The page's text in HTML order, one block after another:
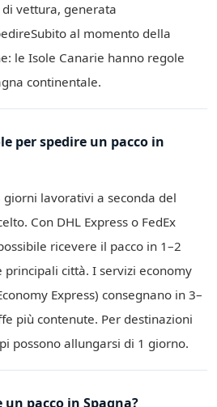
vettura, generata
al momento della
le Isole Canarie hanno regole
continentale.
per spedire un pacco in
lavorativi a seconda del
Con DHL Express o FedEx
ricevere il pacco in 1–2
città. I servizi economy
Express) consegnano in 3–
più contenute. Per destinazioni
possono allungarsi di 1 giorno.
pacco in Spagna?